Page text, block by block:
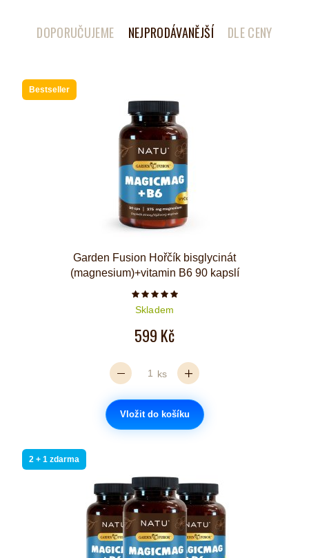
DOPORUČUJEME NEJPRODÁVANĚJŠÍ DLE CENY
Bestseller
Garden Fusion Hořčík bisglycinát
(magnesium)+vitamin B6 90 kapslí
Počet hvězdiček je 5 z 5
Skladem
599 Kč
ks
Vložit do košíku
2 + 1 zdarma